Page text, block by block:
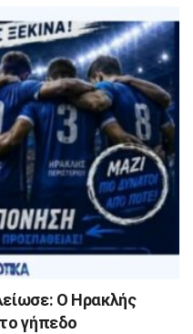
Ο Ηρακλής
γήπεδο